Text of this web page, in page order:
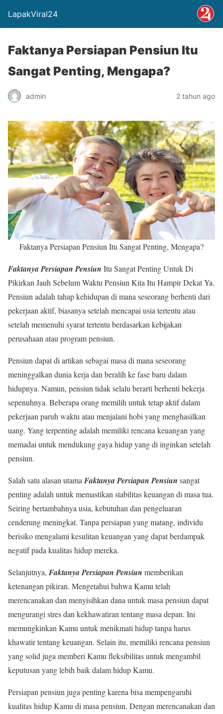
LapakViral24
Faktanya Persiapan Pensiun Itu
Sangat Penting, Mengapa?
admin 2 tahun ago
Faktanya Persiapan Pensiun Itu Sangat Penting, Mengapa?
Faktanya Persiapan Pensiun Itu Sangat Penting Untuk Di
Pikirkan Jauh Sebelum Waktu Pensiun Kita Itu Hampir Dekat Ya.
Pensiun adalah tahap kehidupan di mana seseorang berhenti dari
pekerjaan aktif, biasanya setelah mencapai usia tertentu atau
setelah memenuhi syarat tertentu berdasarkan kebijakan
perusahaan atau program pensiun.
Pensiun dapat di artikan sebagai masa di mana seseorang
meninggalkan dunia kerja dan beralih ke fase baru dalam
hidupnya. Namun, pensiun tidak selalu berarti berhenti bekerja
sepenuhnya. Beberapa orang memilih untuk tetap aktif dalam
pekerjaan paruh waktu atau menjalani hobi yang menghasilkan
uang. Yang terpenting adalah memiliki rencana keuangan yang
memadai untuk mendukung gaya hidup yang di inginkan setelah
pensiun.
Salah satu alasan utama Faktanya Persiapan Pensiun sangat
penting adalah untuk memastikan stabilitas keuangan di masa tua.
Seiring bertambahnya usia, kebutuhan dan pengeluaran
cenderung meningkat. Tanpa persiapan yang matang, individu
berisiko mengalami kesulitan keuangan yang dapat berdampak
negatif pada kualitas hidup mereka.
Selanjutnya, Faktanya Persiapan Pensiun memberikan
ketenangan pikiran. Mengetahui bahwa Kamu telah
merencanakan dan menyisihkan dana untuk masa pensiun dapat
mengurangi stres dan kekhawatiran tentang masa depan. Ini
memungkinkan Kamu untuk menikmati hidup tanpa harus
khawatir tentang keuangan. Selain itu, memiliki rencana pensiun
yang solid juga memberi Kamu fleksibilitas untuk mengambil
keputusan yang lebih baik dalam hidup Kamu.
Persiapan pensiun juga penting karena bisa mempengaruhi
kualitas hidup Kamu di masa pensiun. Dengan merencanakan dan